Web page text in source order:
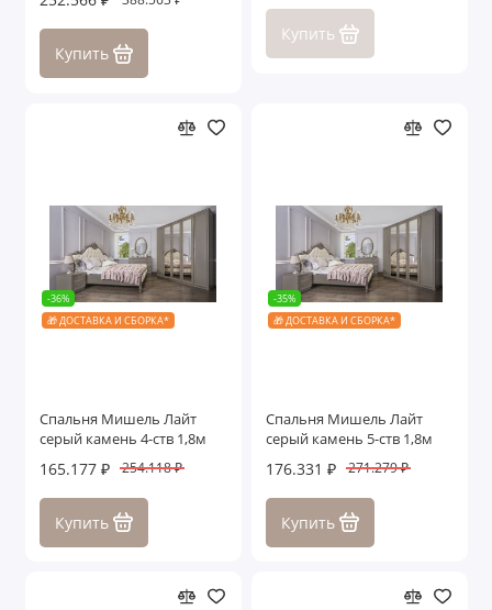
Купить
Купить
-36%
🎁 ДОСТАВКА И СБОРКА*
Спальня Мишель Лайт
серый камень 4-ств 1,8м
165.177 ₽ 254.118 ₽
Купить
-35%
🎁 ДОСТАВКА И СБОРКА*
Спальня Мишель Лайт
серый камень 5-ств 1,8м
176.331 ₽ 271.279 ₽
Купить